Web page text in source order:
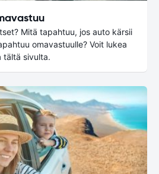
Mitä tapahtuu, jos auto kärsii
omavastuulle? Voit lukea
tältä sivulta.